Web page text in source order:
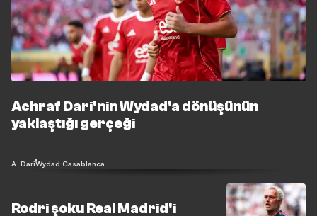
Achraf Dari'nin Wydad'a dönüşünün
yaklaştığı gerçeği
A. DariWydad Casablanca
Rodri şoku Real Madrid'i